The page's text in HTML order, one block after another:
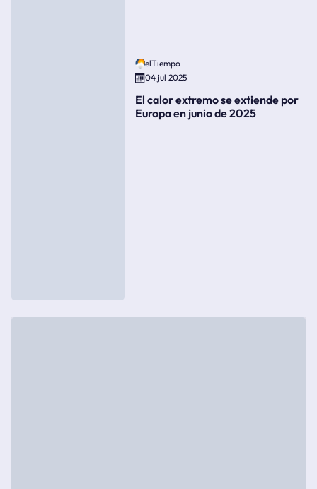
elTiempo
04 jul 2025
El calor extremo se extiende por
Europa en junio de 2025